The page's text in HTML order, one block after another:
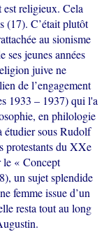
religieux. Cela
(17). C’était plutôt
au sionisme
jeunes années
juive ne
de l’engagement
1933 – 1937) qui l'a
en philologie
étudier sous Rudolf
protestants du XXe
le « Concept
un sujet splendide
femme issue d’un
resta tout au long